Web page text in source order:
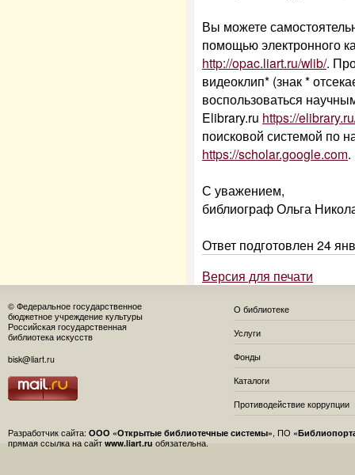
Вы можете
помощью электронного
http://opac.liart.ru/wlib/.
видеоклип* (знак *
воспользоваться
Elibrary.ru https://
поисковой системой по
https://scholar.google.com.
С уважением,
библиограф Ольга
Ответ подготовлен 24
Версия для печати
© Федеральное государственное
бюджетное учреждение культуры
Российская государственная
библиотека искусств
bisk@liart.ru
О библиотеке
Услуги
Фонды
Каталоги
Противодействие коррупции
Разработчик сайта: ООО «Открытые библиотечные системы», ПО
прямая ссылка на сайт www.liart.ru обязательна.